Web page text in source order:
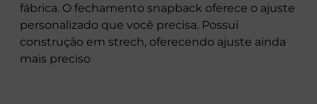
fábrica. O fechamento snapback oferece o ajuste
personalizado que você precisa. Possui
construção em strech, oferecendo ajuste ainda
mais preciso